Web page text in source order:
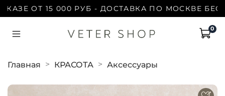
ОТ 15 000 РУБ - ДОСТАВКА ПО МОСКВЕ
0
Главная КРАСОТА Аксессуары